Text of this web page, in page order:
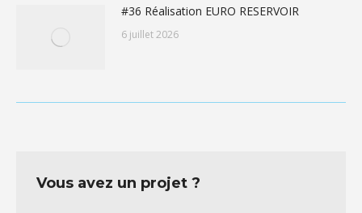
#36 Réalisation EURO RESERVOIR
6 juillet 2026
Vous avez un projet ?